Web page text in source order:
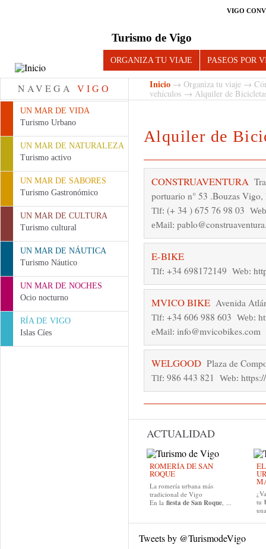
VIGO
Turismo de Vigo
ORGANIZA TU VIAJE PASEOS POR
NAVEGA VIGO
UN MAR DE VIDA
Turismo Urbano
UN MAR DE NATURALEZA
Turismo activo
UN MAR DE SABORES
Turismo Gastronómico
UN MAR DE CULTURA
Turismo cultural
UN MAR DE NÁUTICA
Turismo Náutico
UN MAR DE NOCHES
Ocio nocturno
RÍA DE VIGO
Islas Cíes
Inicio → Organiza tu viaje →
vehículos → Alquiler de
Alquiler de
CONSTRUAVENTURA
portuario n° 53 .Bouzas Vigo,
Tlf: (+ 34 ) 675 76 98 03
eMail:
E-BIKE
Tlf: +34 698172149 Web:
MVICO BIKE Avenida
Tlf: +34 606 988 603 Web:
eMail: info@mvicobikes.com
WELGOOD Plaza de
Tlf: 986 443 821 Web:
ACTUALIDAD
ROMERÍA DE SAN
ROQUE
La romería urbana más
tradicional de Vigo
En la fiesta de San Roque, ...
tu
Tweets by @TurismodeVigo